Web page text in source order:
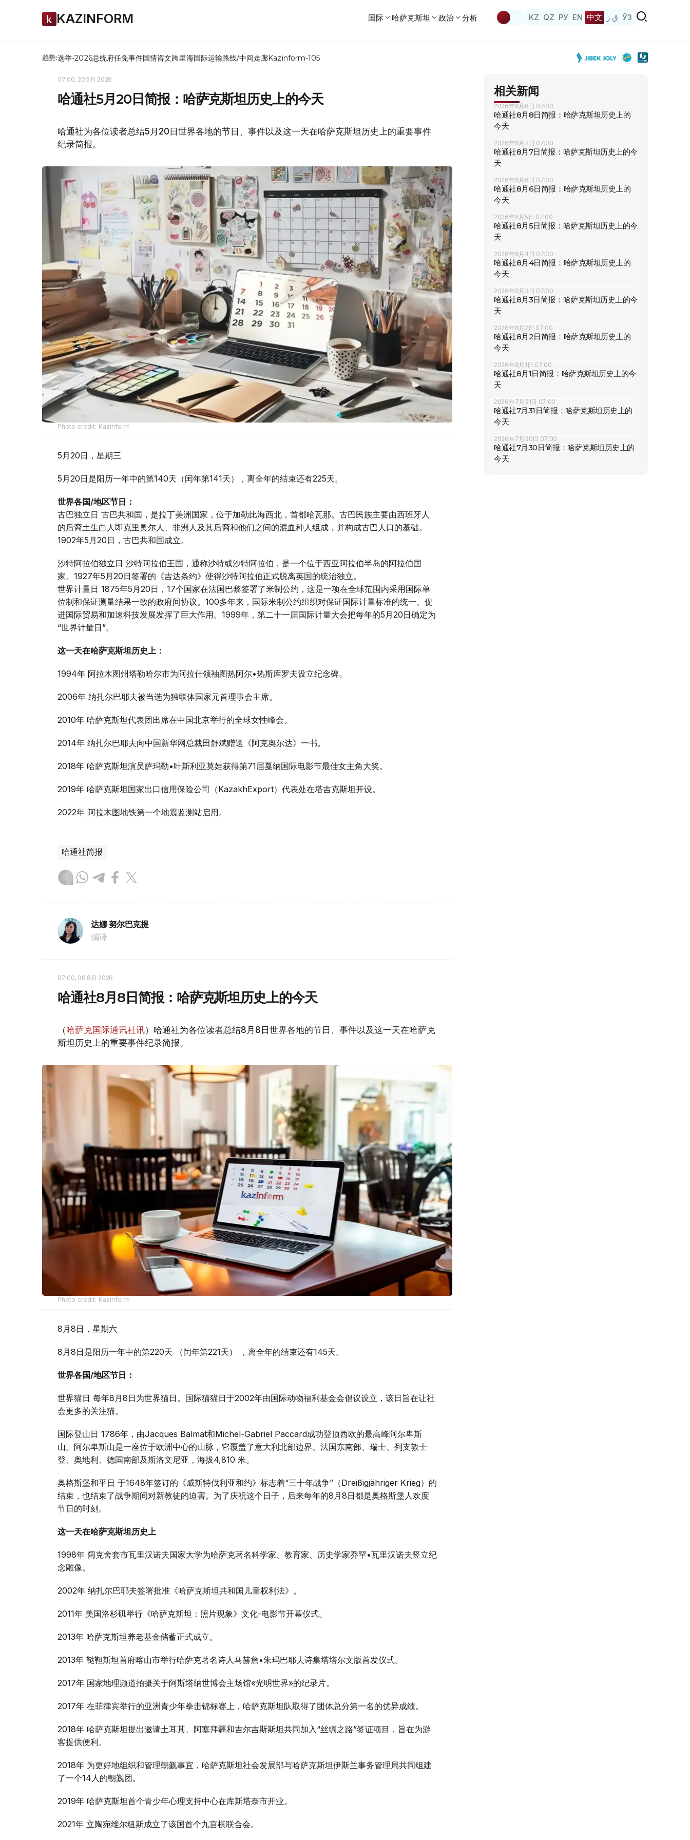
KAZINFORM 国际 哈萨克斯坦 政治 分析 KZ QZ РУ EN 中文 ق ز ЎЗ
趋势:选举-2026总统府任免事件国情咨文跨里海国际运输路线/中间走廊Kazinform-105
07:00, 20 5月 2026
哈通社5月20日简报：哈萨克斯坦历史上的今天
哈通社为各位读者总结5月20日世界各地的节日、事件以及这一天在哈萨克斯坦历史上的重要事件
纪录简报。
Photo credit: Kazinform
5月20日，星期三
5月20日是阳历一年中的第140天（闰年第141天），离全年的结束还有225天。
世界各国/地区节日：
古巴独立日 古巴共和国，是拉丁美洲国家，位于加勒比海西北，首都哈瓦那。古巴民族主要由西班牙人
的后裔土生白人即克里奥尔人、非洲人及其后裔和他们之间的混血种人组成，并构成古巴人口的基础。
1902年5月20日，古巴共和国成立。
沙特阿拉伯独立日 沙特阿拉伯王国，通称沙特或沙特阿拉伯，是一个位于西亚阿拉伯半岛的阿拉伯国
家。1927年5月20日签署的《吉达条约》使得沙特阿拉伯正式脱离英国的统治独立。
世界计量日 1875年5月20日，17个国家在法国巴黎签署了米制公约，这是一项在全球范围内采用国际单
位制和保证测量结果一致的政府间协议。100多年来，国际米制公约组织对保证国际计量标准的统一、促
进国际贸易和加速科技发展发挥了巨大作用。1999年，第二十一届国际计量大会把每年的5月20日确定为
“世界计量日”。
这一天在哈萨克斯坦历史上：
1994年 阿拉木图州塔勒哈尔市为阿拉什领袖图热阿尔•热斯库罗夫设立纪念碑。
2006年 纳扎尔巴耶夫被当选为独联体国家元首理事会主席。
2010年 哈萨克斯坦代表团出席在中国北京举行的全球女性峰会。
2014年 纳扎尔巴耶夫向中国新华网总裁田舒斌赠送《阿克奥尔达》一书。
2018年 哈萨克斯坦演员萨玛勒•叶斯利亚莫娃获得第71届戛纳国际电影节最佳女主角大奖。
2019年 哈萨克斯坦国家出口信用保险公司（KazakhExport）代表处在塔吉克斯坦开设。
2022年 阿拉木图地铁第一个地震监测站启用。
哈通社简报
达娜 努尔巴克提
编译
07:00, 08 8月 2026
哈通社8月8日简报：哈萨克斯坦历史上的今天
（哈萨克国际通讯社讯）哈通社为各位读者总结8月8日世界各地的节日、事件以及这一天在哈萨克
斯坦历史上的重要事件纪录简报。
Photo credit: Kazinform
8月8日，星期六
8月8日是阳历一年中的第220天 （闰年第221天） ，离全年的结束还有145天。
世界各国/地区节日：
世界猫日 每年8月8日为世界猫日。国际猫猫日于2002年由国际动物福利基金会倡议设立，该日旨在让社
会更多的关注猫。
国际登山日 1786年，由Jacques Balmat和Michel-Gabriel Paccard成功登顶西欧的最高峰阿尔卑斯
山。阿尔卑斯山是一座位于欧洲中心的山脉，它覆盖了意大利北部边界、法国东南部、瑞士、列支敦士
登、奥地利、德国南部及斯洛文尼亚，海拔4,810 米。
奥格斯堡和平日 于1648年签订的《威斯特伐利亚和约》标志着“三十年战争”（Dreißigjähriger Krieg）的
结束，也结束了战争期间对新教徒的迫害。为了庆祝这个日子，后来每年的8月8日都是奥格斯堡人欢度
节日的时刻。
这一天在哈萨克斯坦历史上
1998年 阔克舍套市瓦里汉诺夫国家大学为哈萨克著名科学家、教育家、历史学家乔罕•瓦里汉诺夫竖立纪
念雕像。
2002年 纳扎尔巴耶夫签署批准《哈萨克斯坦共和国儿童权利法》。
2011年 美国洛杉矶举行《哈萨克斯坦：照片现象》文化-电影节开幕仪式。
2013年 哈萨克斯坦养老基金储蓄正式成立。
2013年 鞑靼斯坦首府喀山市举行哈萨克著名诗人马赫詹•朱玛巴耶夫诗集塔塔尔文版首发仪式。
2017年 国家地理频道拍摄关于阿斯塔纳世博会主场馆«光明世界»的纪录片。
2017年 在菲律宾举行的亚洲青少年拳击锦标赛上，哈萨克斯坦队取得了团体总分第一名的优异成绩。
2018年 哈萨克斯坦提出邀请土耳其、阿塞拜疆和吉尔吉斯斯坦共同加入“丝绸之路”签证项目，旨在为游
客提供便利。
2018年 为更好地组织和管理朝觐事宜，哈萨克斯坦社会发展部与哈萨克斯坦伊斯兰事务管理局共同组建
了一个14人的朝觐团。
2019年 哈萨克斯坦首个青少年心理支持中心在库斯塔奈市开业。
2021年 立陶宛维尔纽斯成立了该国首个九宫棋联合会。
相关新闻
2026年8月8日 07:00
哈通社8月8日简报：哈萨克斯坦历史上的
今天
2026年8月7日 07:00
哈通社8月7日简报：哈萨克斯坦历史上的今
天
2026年8月6日 07:00
哈通社8月6日简报：哈萨克斯坦历史上的
今天
2026年8月5日 07:00
哈通社8月5日简报：哈萨克斯坦历史上的今
天
2026年8月4日 07:00
哈通社8月4日简报：哈萨克斯坦历史上的
今天
2026年8月3日 07:00
哈通社8月3日简报：哈萨克斯坦历史上的今
天
2026年8月2日 07:00
哈通社8月2日简报：哈萨克斯坦历史上的
今天
2026年8月1日 07:00
哈通社8月1日简报：哈萨克斯坦历史上的今
天
2026年7月31日 07:00
哈通社7月31日简报：哈萨克斯坦历史上的
今天
2026年7月30日 07:00
哈通社7月30日简报：哈萨克斯坦历史上的
今天